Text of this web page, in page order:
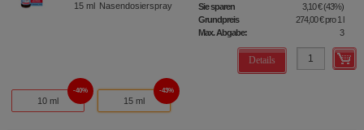
15 ml Nasendosierspray Sie sparen 3,10 €(43%)
Grundpreis
274,00 €pro 1 l
Max. Abgabe:
3
Details
10 ml
40%
15 ml
43%